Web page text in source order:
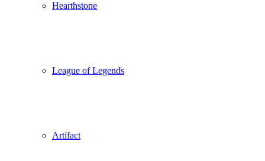
Hearthstone
League of Legends
Artifact